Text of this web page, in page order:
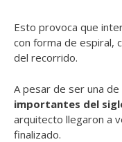
Esto provoca que
con forma de espiral,
del recorrido.
A pesar de ser una de
importantes del
arquitecto llegaron a
finalizado.